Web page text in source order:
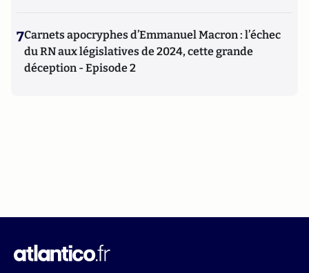
7Carnets apocryphes d’Emmanuel Macron : l’échec
du RN aux législatives de 2024, cette grande
déception - Episode 2